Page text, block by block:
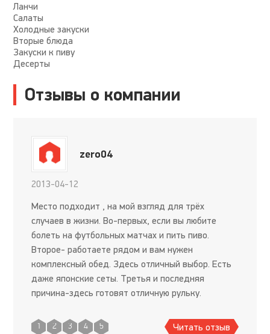
Ланчи
Салаты
Холодные закуски
Вторые блюда
Закуски к пиву
Десерты
Отзывы о компании
zero04
2013-04-12
Место подходит , на мой взгляд для трёх
случаев в жизни. Во-первых, если вы любите
болеть на футбольных матчах и пить пиво.
Второе- работаете рядом и вам нужен
комплексный обед. Здесь отличный выбор. Есть
даже японские сеты. Третья и последняя
причина-здесь готовят отличную рульку.
это заведение. Ну ещё всегда есть свежая
1 2 3 4 5 Читать отзыв